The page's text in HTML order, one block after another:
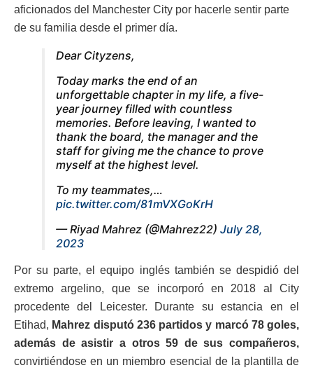
aficionados del Manchester City por hacerle sentir parte
de su familia desde el primer día.
Dear Cityzens,
Today marks the end of an
unforgettable chapter in my life, a five-
year journey filled with countless
memories. Before leaving, I wanted to
thank the board, the manager and the
staff for giving me the chance to prove
myself at the highest level.
To my teammates,…
pic.twitter.com/81mVXGoKrH
— Riyad Mahrez (@Mahrez22) July 28,
2023
Por su parte, el equipo inglés también se despidió del
extremo argelino, que se incorporó en 2018 al City
procedente del Leicester. Durante su estancia en el
Etihad, Mahrez disputó 236 partidos y marcó 78 goles,
además de asistir a otros 59 de sus compañeros,
convirtiéndose en un miembro esencial de la plantilla de